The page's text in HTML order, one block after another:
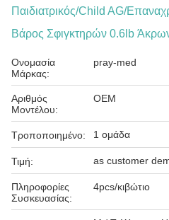
Παιδιατρικός/Child AG/
Βάρος Σφιγκτηρών 0.6lb
Ονομασία
Μάρκας:
pray-med
Αριθμός
Μοντέλου:
OEM
Τροποποιημένο: 1 ομάδα
Τιμή: as customer
Πληροφορίες
Συσκευασίας:
4pcs/κιβώτιο